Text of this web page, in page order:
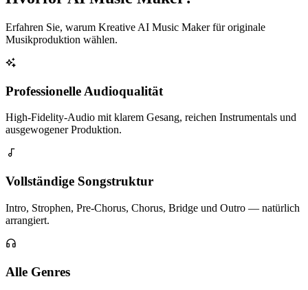
Erfahren Sie, warum Kreative AI Music Maker für originale
Musikproduktion wählen.
Professionelle Audioqualität
High-Fidelity-Audio mit klarem Gesang, reichen Instrumentals und
ausgewogener Produktion.
Vollständige Songstruktur
Intro, Strophen, Pre-Chorus, Chorus, Bridge und Outro — natürlich
arrangiert.
Alle Genres